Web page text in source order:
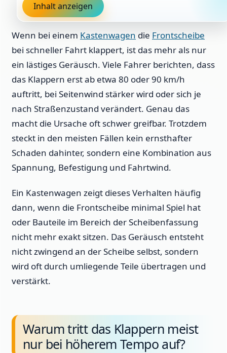
Inhalt anzeigen
Wenn bei einem Kastenwagen die Frontscheibe
bei schneller Fahrt klappert, ist das mehr als nur
ein lästiges Geräusch. Viele Fahrer berichten, dass
das Klappern erst ab etwa 80 oder 90 km/h
auftritt, bei Seitenwind stärker wird oder sich je
nach Straßenzustand verändert. Genau das
macht die Ursache oft schwer greifbar. Trotzdem
steckt in den meisten Fällen kein ernsthafter
Schaden dahinter, sondern eine Kombination aus
Spannung, Befestigung und Fahrtwind.
Ein Kastenwagen zeigt dieses Verhalten häufig
dann, wenn die Frontscheibe minimal Spiel hat
oder Bauteile im Bereich der Scheibenfassung
nicht mehr exakt sitzen. Das Geräusch entsteht
nicht zwingend an der Scheibe selbst, sondern
wird oft durch umliegende Teile übertragen und
verstärkt.
Warum tritt das Klappern meist
nur bei höherem Tempo auf?